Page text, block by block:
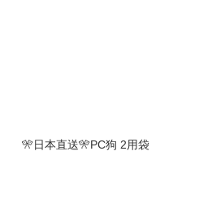
🎌日本直送🎌PC狗 2用袋